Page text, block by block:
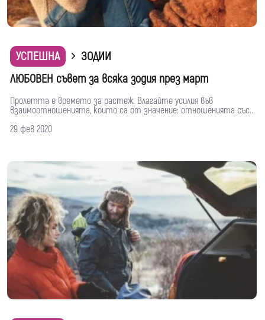
УСПЕШНА
ЗОДИИ
ЛЮБОВЕН съвет за всяка зодия през март
Пролетта е времето за растеж. Влагайте усилия във
взаимоотношенията, които са от значение: отношенията със...
29 фев 2020